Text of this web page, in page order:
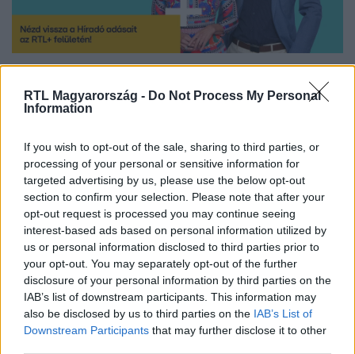
RTL Magyarország - Do Not Process My Personal
Information
If you wish to opt-out of the sale, sharing to third parties, or
processing of your personal or sensitive information for
targeted advertising by us, please use the below opt-out
section to confirm your selection. Please note that after your
opt-out request is processed you may continue seeing
interest-based ads based on personal information utilized by
us or personal information disclosed to third parties prior to
your opt-out. You may separately opt-out of the further
disclosure of your personal information by third parties on the
IAB’s list of downstream participants. This information may
also be disclosed by us to third parties on the IAB’s List of
Downstream Participants that may further disclose it to other
Itt állítsd be, hogy az RTL.hu az elsők között
legyen a Google-találatokban!